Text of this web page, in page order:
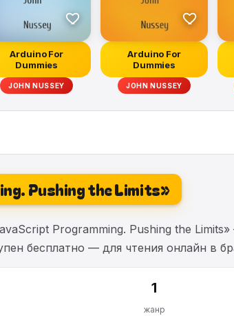
Arduino For
Dummies
JOHN NUSSEY
Arduino For
Dummies
JOHN NUSSEY
Pushing the Limits»
Programming. Pushing the
бесплатно — для чтения онлайн в
1
жанр